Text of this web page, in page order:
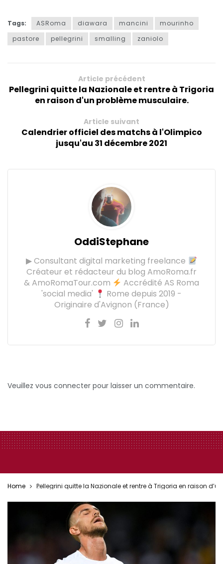
Tags: ASRoma diawara mancini
mourinho
pastore
pellegrini smalling zaniolo
Article précédent
Pellegrini quitte la Nazionale et rentre à Trigoria
en raison d'un problème musculaire.
Article suivant
Calendrier officiel des matchs à l'Olimpico
jusqu'au 31 décembre 2021
OddiStephane
▶ Consultant digital marketing freelance
Créateur et rédacteur du blog AmoRoma.fr
& AmoRomaTour.com
Accrédité AS Roma
'social media'
Rome depuis 2019 -
Originaire d'Avignon (France)
Veuillez vous connecter pour laisser un commentaire.
Home Pellegrini quitte la Nazionale et rentre à Trigoria en raison